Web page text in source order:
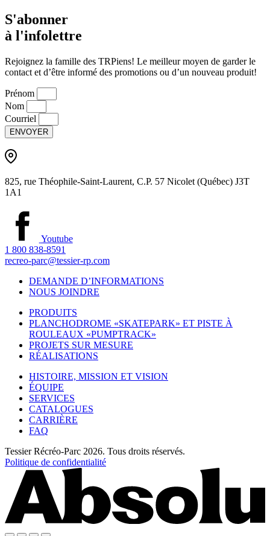
S'abonner
à l'infolettre
Rejoignez la famille des TRPiens! Le meilleur moyen de garder le
contact et d’être informé des promotions ou d’un nouveau produit!
Prénom
Nom
Courriel
ENVOYER
825, rue Théophile-Saint-Laurent, C.P. 57 Nicolet (Québec) J3T
1A1
Youtube
1 800 838-8591
recreo-parc@tessier-rp.com
DEMANDE D’INFORMATIONS
NOUS JOINDRE
PRODUITS
PLANCHODROME «SKATEPARK» ET PISTE À
ROULEAUX «PUMPTRACK»
PROJETS SUR MESURE
RÉALISATIONS
HISTOIRE, MISSION ET VISION
ÉQUIPE
SERVICES
CATALOGUES
CARRIÈRE
FAQ
Tessier Récréo-Parc 2026. Tous droits réservés.
Politique de confidentialité